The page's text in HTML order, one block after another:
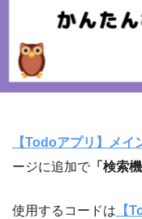
【Todoアプリ】メイ
ージに追加で 「検索
使用するコードは 【